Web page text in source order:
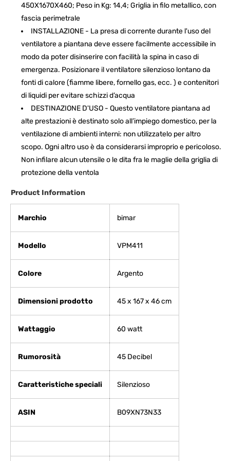
450X1670X460; Peso in Kg: 14,4; Griglia in filo metallico, con
fascia perimetrale
INSTALLAZIONE - La presa di corrente durante l'uso del
ventilatore a piantana deve essere facilmente accessibile in
modo da poter disinserire con facilità la spina in caso di
emergenza. Posizionare il ventilatore silenzioso lontano da
fonti di calore (fiamme libere, fornello gas, ecc. ) e contenitori
di liquidi per evitare schizzi d’acqua
DESTINAZIONE D'USO - Questo ventilatore piantana ad
alte prestazioni è destinato solo all’impiego domestico, per la
ventilazione di ambienti interni: non utilizzatelo per altro
scopo. Ogni altro uso è da considerarsi improprio e pericoloso.
Non infilare alcun utensile o le dita fra le maglie della griglia di
protezione della ventola
Product Information
Marchio ‎bimar
Modello ‎VPM411
Colore ‎Argento
Dimensioni prodotto ‎45 x 167 x 46 cm
Wattaggio ‎60 watt
Rumorosità ‎45 Decibel
Caratteristiche speciali ‎Silenzioso
ASIN B09XN73N33